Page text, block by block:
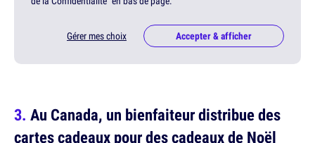
Gérer mes choix Accepter & afficher
Au Canada, un bienfaiteur distribue des
cartes cadeaux pour des cadeaux de Noël